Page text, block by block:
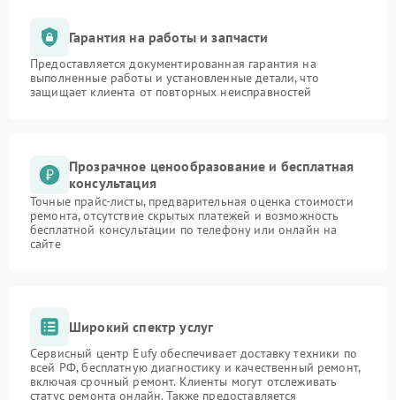
Гарантия на работы и запчасти
Предоставляется документированная гарантия на
выполненные работы и установленные детали, что
защищает клиента от повторных неисправностей
Прозрачное ценообразование и бесплатная
консультация
Точные прайс-листы, предварительная оценка стоимости
ремонта, отсутствие скрытых платежей и возможность
бесплатной консультации по телефону или онлайн на
сайте
Широкий спектр услуг
Сервисный центр Eufy обеспечивает доставку техники по
всей РФ, бесплатную диагностику и качественный ремонт,
включая срочный ремонт. Клиенты могут отслеживать
статус ремонта онлайн. Также предоставляется